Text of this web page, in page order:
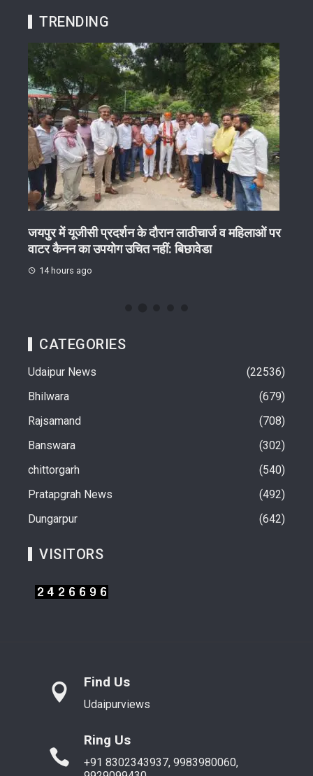
TRENDING
जयपुर में यूजीसी प्रदर्शन के दौरान लाठीचार्ज व महिलाओं पर
वाटर कैनन का उपयोग उचित नहीं: बिछावेडा
14 hours ago
CATEGORIES
Udaipur News
22536
Bhilwara
679
Rajsamand
708
Banswara
302
chittorgarh
540
Pratapgrah News
492
Dungarpur
642
VISITORS
Find Us
Udaipurviews
Ring Us
+91 8302343937, 9983980060,